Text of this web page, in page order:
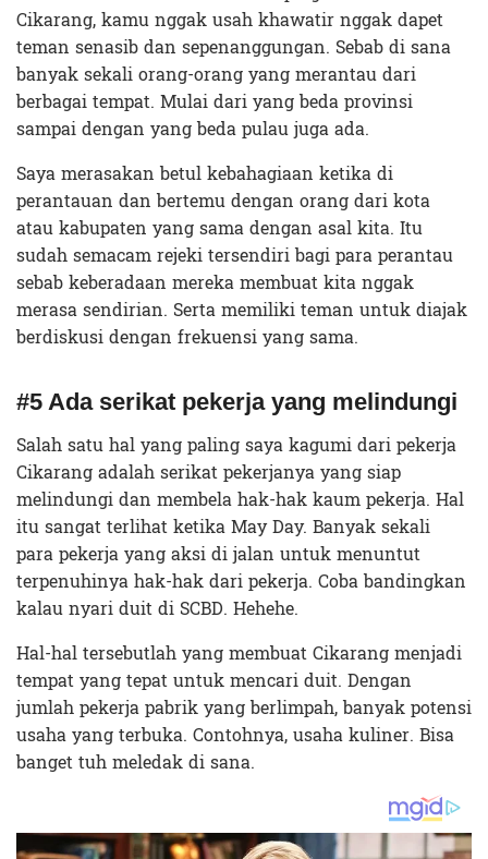
Cikarang, kamu nggak usah khawatir nggak dapet
teman senasib dan sepenanggungan. Sebab di sana
banyak sekali orang-orang yang merantau dari
berbagai tempat. Mulai dari yang beda provinsi
sampai dengan yang beda pulau juga ada.
Saya merasakan betul kebahagiaan ketika di
perantauan dan bertemu dengan orang dari kota
atau kabupaten yang sama dengan asal kita. Itu
sudah semacam rejeki tersendiri bagi para perantau
sebab keberadaan mereka membuat kita nggak
merasa sendirian. Serta memiliki teman untuk diajak
berdiskusi dengan frekuensi yang sama.
#5 Ada serikat pekerja yang melindungi
Salah satu hal yang paling saya kagumi dari pekerja
Cikarang adalah serikat pekerjanya yang siap
melindungi dan membela hak-hak kaum pekerja. Hal
itu sangat terlihat ketika May Day. Banyak sekali
para pekerja yang aksi di jalan untuk menuntut
terpenuhinya hak-hak dari pekerja. Coba bandingkan
kalau nyari duit di SCBD. Hehehe.
Hal-hal tersebutlah yang membuat Cikarang menjadi
tempat yang tepat untuk mencari duit. Dengan
jumlah pekerja pabrik yang berlimpah, banyak potensi
usaha yang terbuka. Contohnya, usaha kuliner. Bisa
banget tuh meledak di sana.